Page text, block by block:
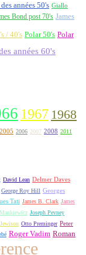
années 50's Giallo
Bond post 70's James
/ 40's Polar 50's Polar
années 60's
1967 1968
2005 2006 2007 2008 2011
David Lean Delmer Daves
George Roy Hill Georges
Tati James B. Clark James
Joseph Pevney
Otto Preminger Peter
Roger Vadim Roman